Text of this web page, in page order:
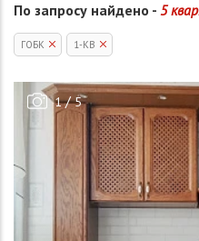
По запросу найдено - 5
ГОБК 1-КВ
1/5